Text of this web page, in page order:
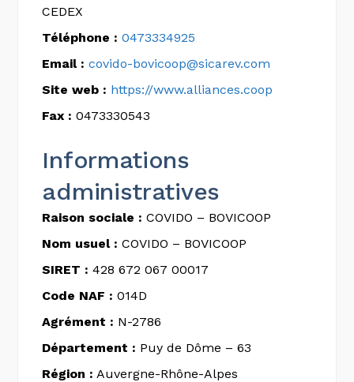
CEDEX
Téléphone : 0473334925
Email : covido-bovicoop@sicarev.com
Site web : https://www.alliances.coop
Fax : 0473330543
Informations
administratives
Raison sociale : COVIDO – BOVICOOP
Nom usuel : COVIDO – BOVICOOP
SIRET : 428 672 067 00017
Code NAF : 014D
Agrément : N-2786
Département : Puy de Dôme – 63
Région : Auvergne-Rhône-Alpes